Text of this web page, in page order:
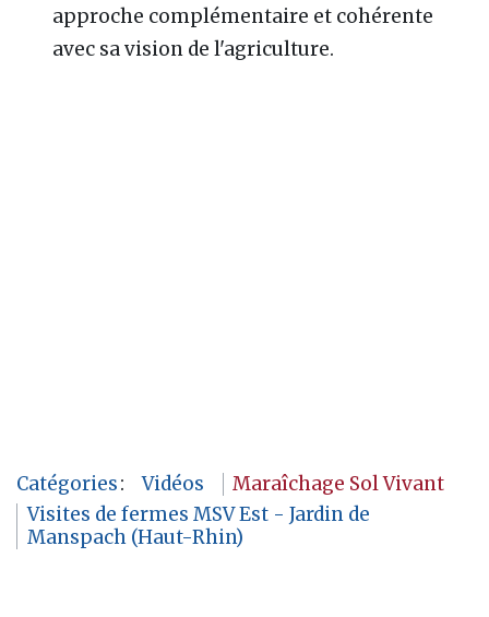
approche complémentaire et cohérente
avec sa vision de l'agriculture.
Catégories: Vidéos
Maraîchage Sol Vivant
Visites de fermes MSV Est - Jardin de
Manspach (Haut-Rhin)